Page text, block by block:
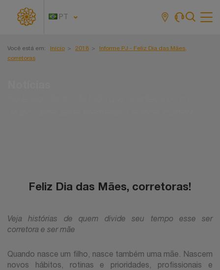
PT
Você está em: Início 2018
Informe PJ - Feliz Dia das Mães,
corretoras
Feliz Dia das Mães, corretoras!
Veja histórias de quem divide seu tempo esse ser
corretora e ser mãe
Quando nasce um filho, nasce também uma mãe. Nascem
novos hábitos, rotinas e prioridades, profissionais e